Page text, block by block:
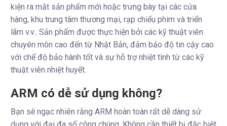
kiện ra mắt sản phẩm mới hoặc trưng bày tại các cửa
hàng, khu trung tâm thương mại, rạp chiếu phim và triển
lãm v.v.. Sản phẩm được thực hiện bởi các kỹ thuật viên
chuyên môn cao đến từ Nhật Bản, đảm bảo độ tin cậy cao
với chế độ bảo hành tốt và sự hỗ trợ nhiệt tình từ các kỹ
thuật viên nhiệt huyết.
ARM có dễ sử dụng không?
Bạn sẽ ngạc nhiên rằng ARM hoàn toàn rất dễ dàng sử